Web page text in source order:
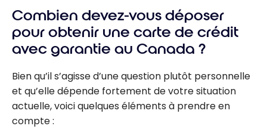
Combien devez-vous déposer
pour obtenir une carte de crédit
avec garantie au Canada ?
Bien qu’il s’agisse d’une question plutôt personnelle
et qu’elle dépende fortement de votre situation
actuelle, voici quelques éléments à prendre en
compte :